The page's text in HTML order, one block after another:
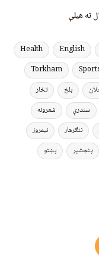
ته هیلې
English
Health
Torkham
بلخ
تخار
سندرې
شعرونه
ننګرهار
نیمروز
پنجشېر
پښتو